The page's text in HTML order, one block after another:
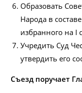
Образовать
Народа в
избранного на I
Учредить Суд
утвердить его
Съезд поручает